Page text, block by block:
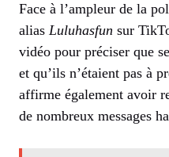
Face à l’ampleur de la
alias Luluhasfun sur
vidéo pour préciser que
et qu’ils n’étaient pas à
affirme également avoir
de nombreux messages